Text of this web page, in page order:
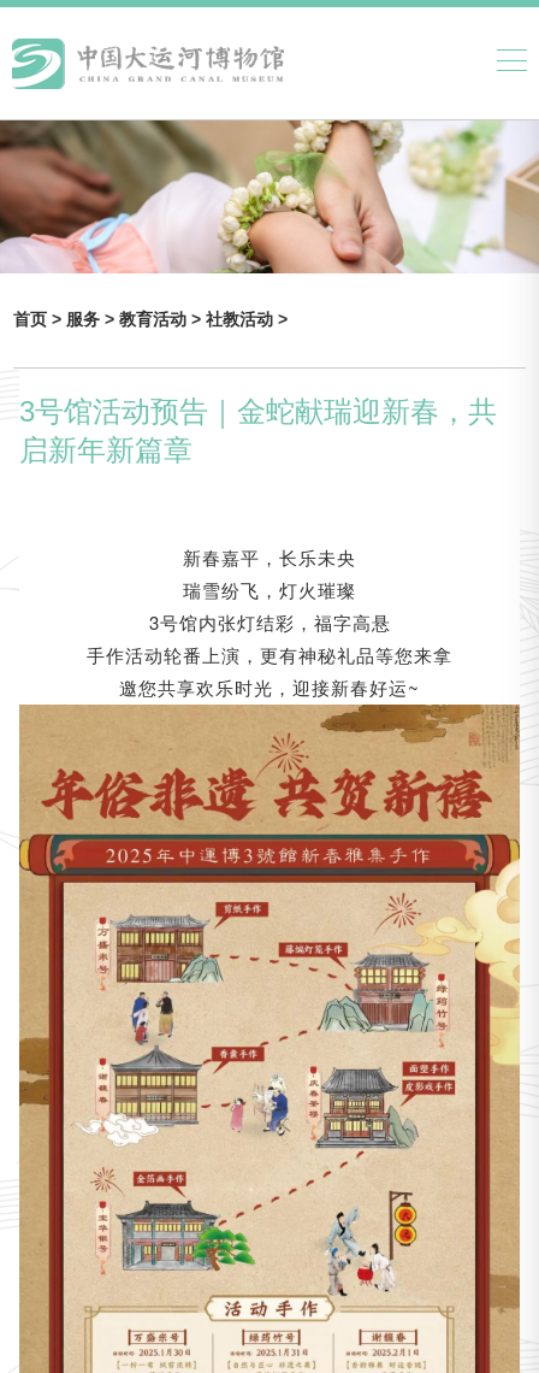
首页 > 服务 >教育活动 >社教活动 >
3号馆活动预告｜金蛇献瑞迎新春，共
启新年新篇章
新春嘉平，长乐未央
瑞雪纷飞，灯火璀璨
3号馆内张灯结彩，福字高悬
手作活动轮番上演，更有神秘礼品等您来拿
邀您共享欢乐时光，迎接新春好运~